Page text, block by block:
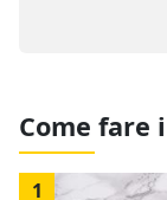
Come fare
1